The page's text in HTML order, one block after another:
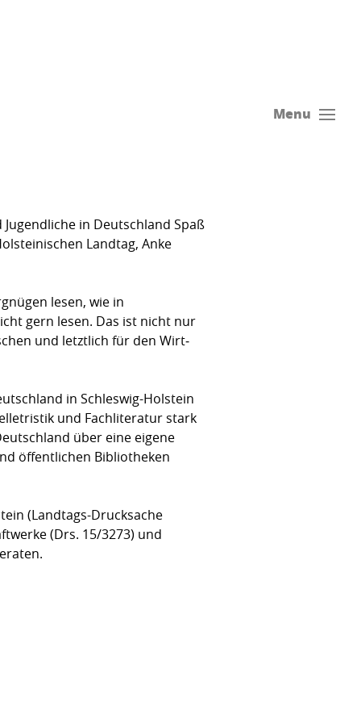
Menu
in Deutschland Spaß
Landtag, Anke
lesen, wie in
gern lesen. Das ist nicht nur
und letztlich für den Wirt­
in Schleswig-Holstein
und Fachliteratur stark
über eine eigene
öffentlichen Bibliotheken
(Landtags-Drucksache
(Drs. 15/3273) und